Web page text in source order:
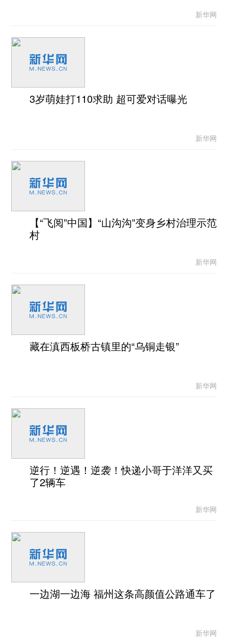
新华网
3岁萌娃打110求助 超可爱对话曝光
新华网
【“飞阅”中国】“山沟沟”变身乡村治理示范
村
新华网
藏在滇西板桥古镇里的“乌铜走银”
新华网
逆行！逆遇！逆袭！快递小哥于洋洋又买
了2辆车
新华网
一边湖一边海 福州这条高颜值公路通车了
新华网